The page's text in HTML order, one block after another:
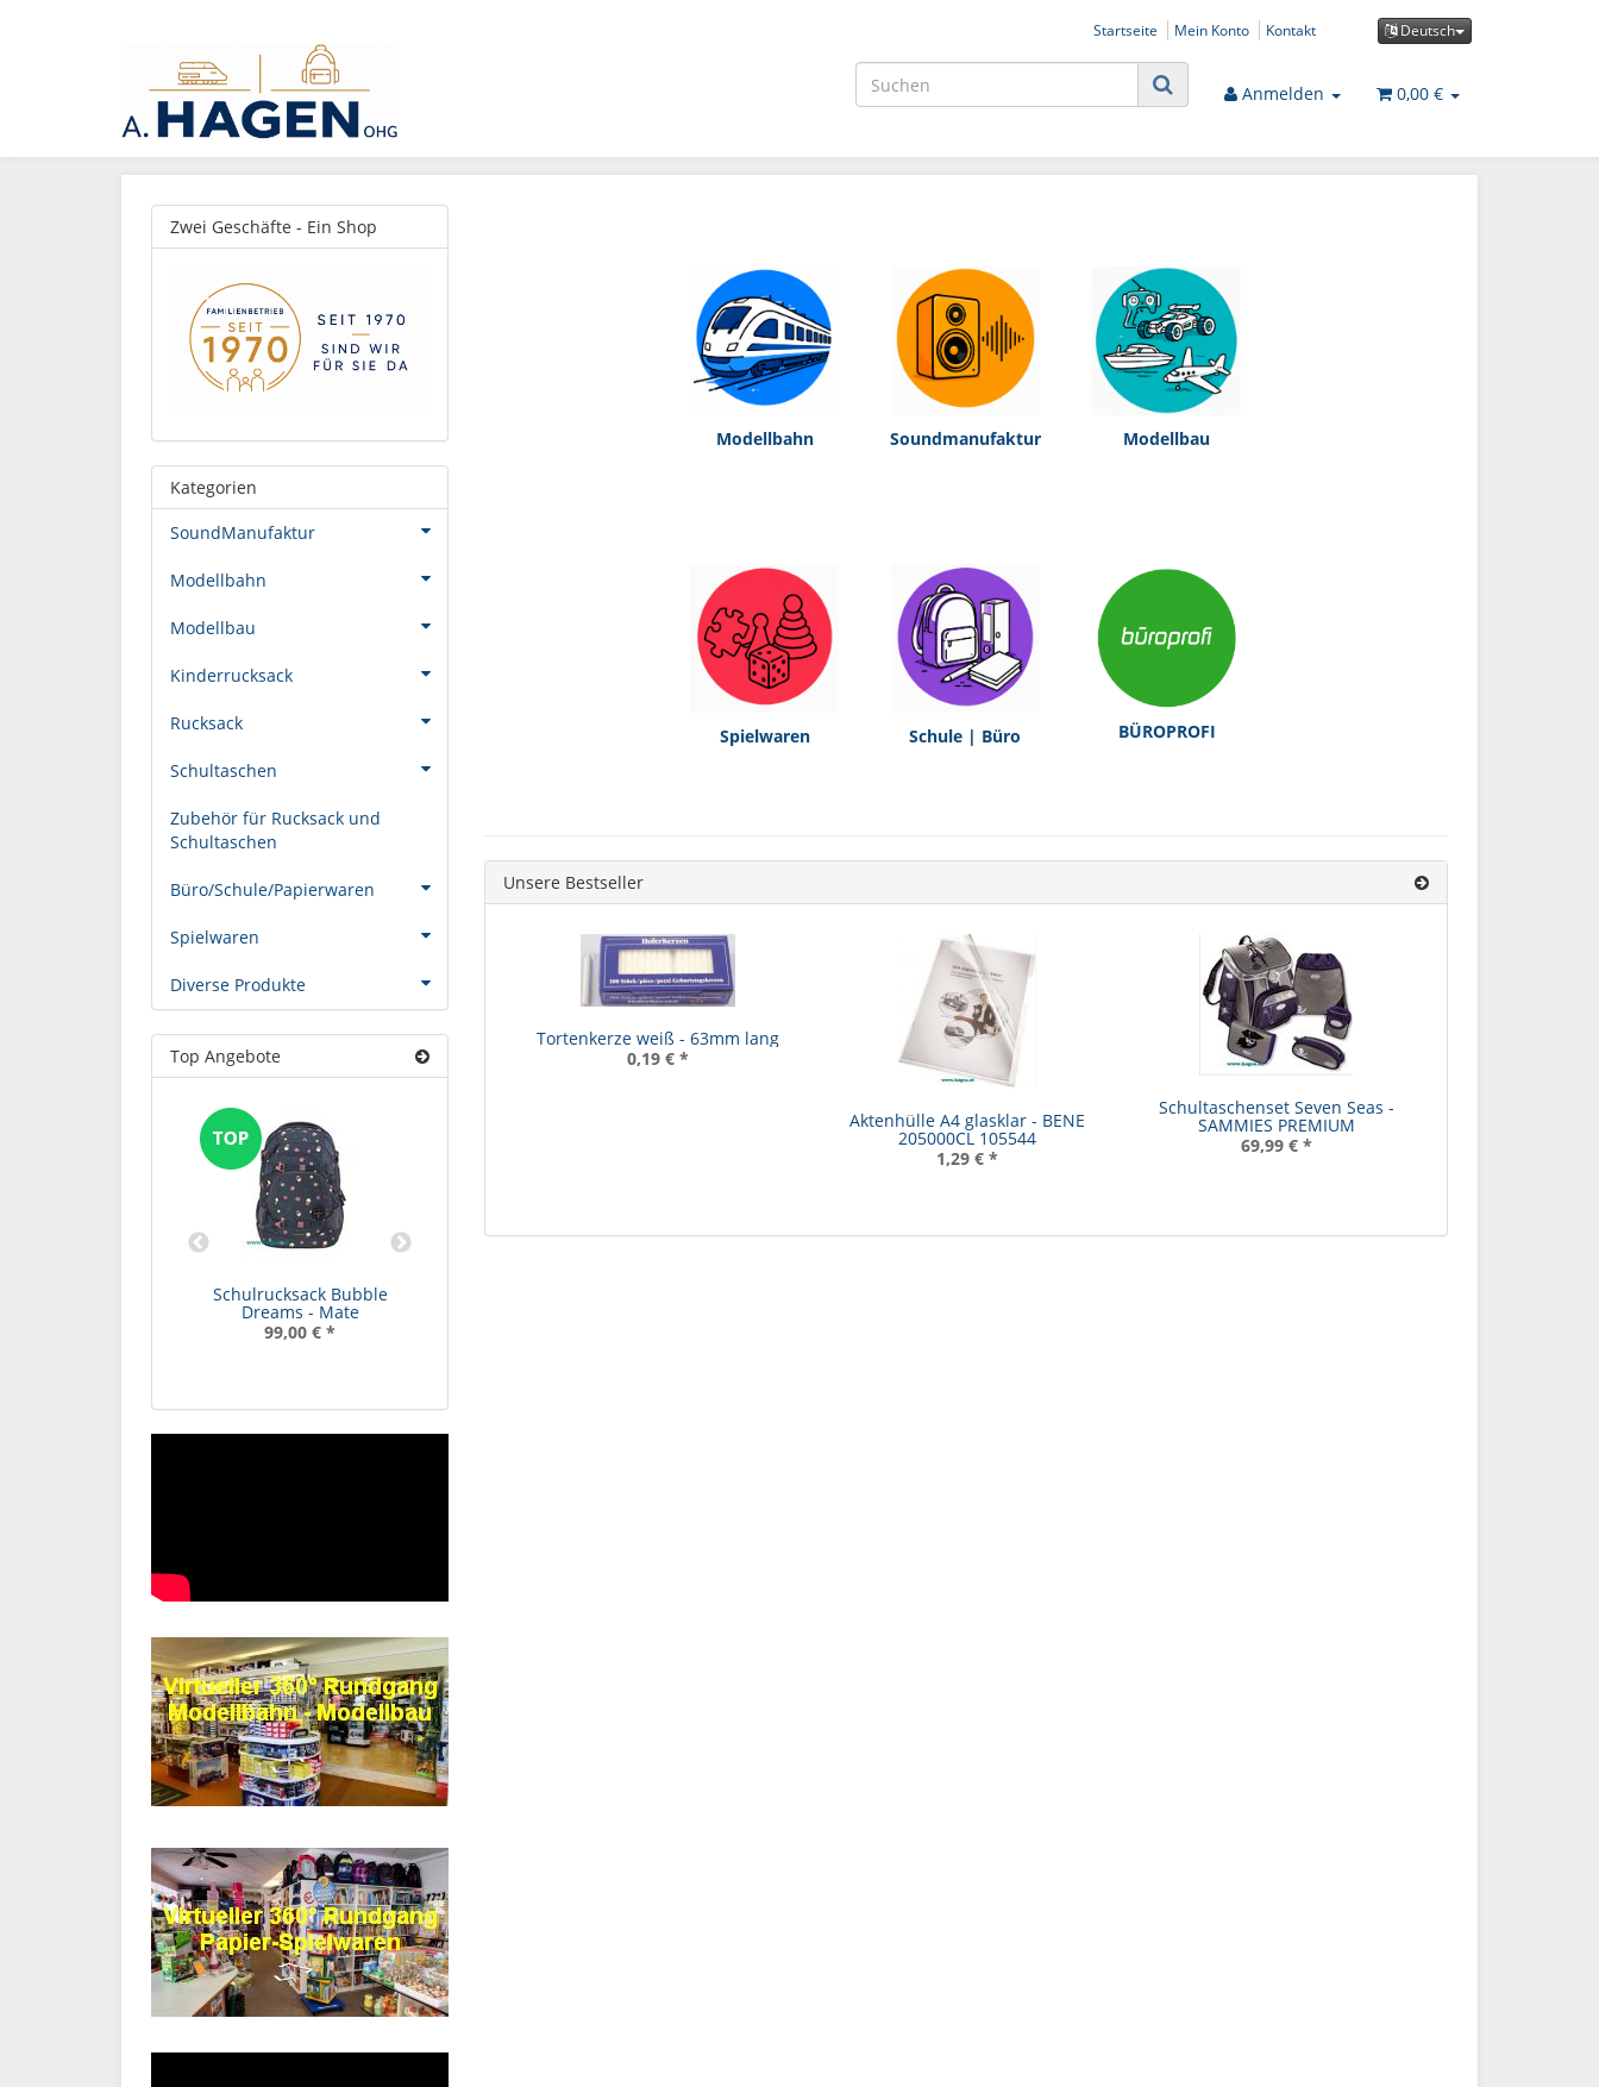
Deutsch
Startseite Mein Konto Kontakt
Anmelden 0,00 €
Modellbahn Soundmanufaktur Modellbau
Spielwaren Schule | Büro BÜROPROFI
Unsere Bestseller
Tortenkerze weiß - 63mm lang
0,19 € *
Aktenhülle A4 glasklar - BENE
205000CL 105544
1,29 € *
Schultaschenset Seven Seas -
SAMMIES PREMIUM
69,99 € *
Zwei Geschäfte - Ein Shop
Kategorien
SoundManufaktur
Modellbahn
Modellbau
Kinderrucksack
Rucksack
Schultaschen
Zubehör für Rucksack und
Schultaschen
Büro/Schule/Papierwaren
Spielwaren
Diverse Produkte
Top Angebote
Schulrucksack Bubble
Dreams - Mate
99,00 € *